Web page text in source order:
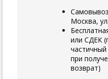
Москва,
или СДЕК
при
возврат)